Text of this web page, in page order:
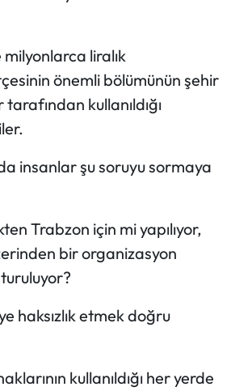
liralık
önemli bölümünün şehir
kullanıldığı
insanlar şu soruyu sormaya
Trabzon için mi yapılıyor,
bir organizasyon
haksızlık etmek doğru
kullanıldığı her yerde